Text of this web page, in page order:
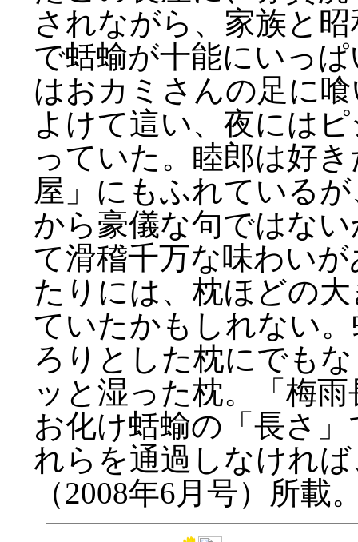
されながら、家族と
で蛞蝓が十能にいっ
はおカミさんの足に
よけて這い、夜には
っていた。睦郎は好
屋」にもふれている
から豪儀な句ではな
て滑稽千万な味わい
たりには、枕ほどの
ていたかもしれない
ろりとした枕にでも
ッと湿った枕。「梅
お化け蛞蝓の「長さ
れらを通過しなけれ
（2008年6月号）所載